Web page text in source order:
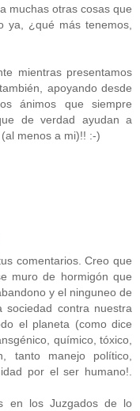
muchas otras cosas que
ya, ¿qué más tenemos,
mientras presentamos
apoyando desde
ánimos que siempre
de verdad ayudan a
menos a mi)!! :-)
comentarios. Creo que
muro de hormigón que
y el ninguneo de
sociedad contra nuestra
el planeta (como dice
químico, tóxico,
tanto manejo político,
por el ser humano!.
en los Juzgados de lo